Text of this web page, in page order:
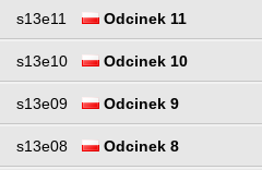
s13e11 Odcinek 11
s13e10 Odcinek 10
s13e09 Odcinek 9
s13e08 Odcinek 8